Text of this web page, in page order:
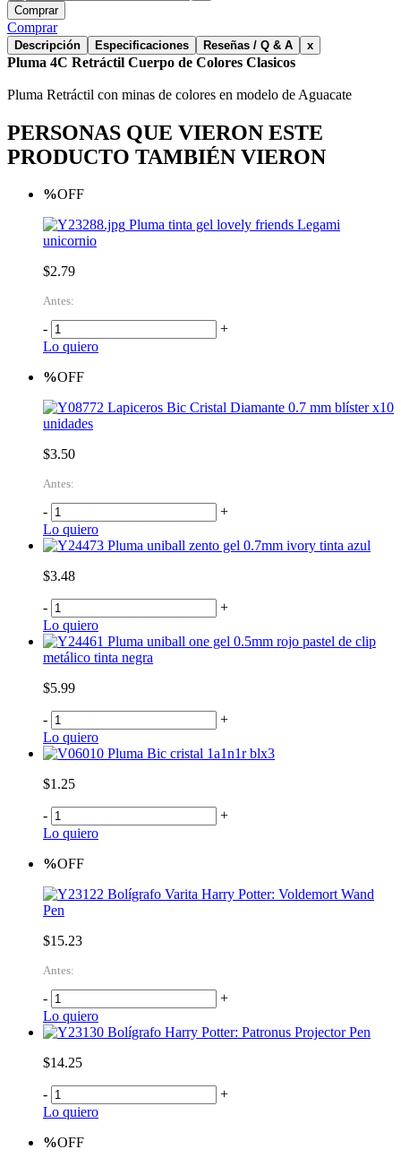
Comprar
Comprar
Descripción Especificaciones Reseñas / Q & A x
Pluma 4C Retráctil Cuerpo de Colores Clasicos
Pluma Retráctil con minas de colores en modelo de Aguacate
PERSONAS QUE VIERON ESTE
PRODUCTO TAMBIÉN VIERON
%OFF
Pluma tinta gel lovely friends Legami
unicornio
$2.79
Antes:
-
+
Lo quiero
%OFF
Lapiceros Bic Cristal Diamante 0.7 mm blíster x10
unidades
$3.50
Antes:
-
+
Lo quiero
Pluma uniball zento gel 0.7mm ivory tinta azul
$3.48
-
+
Lo quiero
Pluma uniball one gel 0.5mm rojo pastel de clip
metálico tinta negra
$5.99
-
+
Lo quiero
Pluma Bic cristal 1a1n1r blx3
$1.25
-
+
Lo quiero
%OFF
Bolígrafo Varita Harry Potter: Voldemort Wand
Pen
$15.23
Antes:
-
+
Lo quiero
Bolígrafo Harry Potter: Patronus Projector Pen
$14.25
-
+
Lo quiero
%OFF